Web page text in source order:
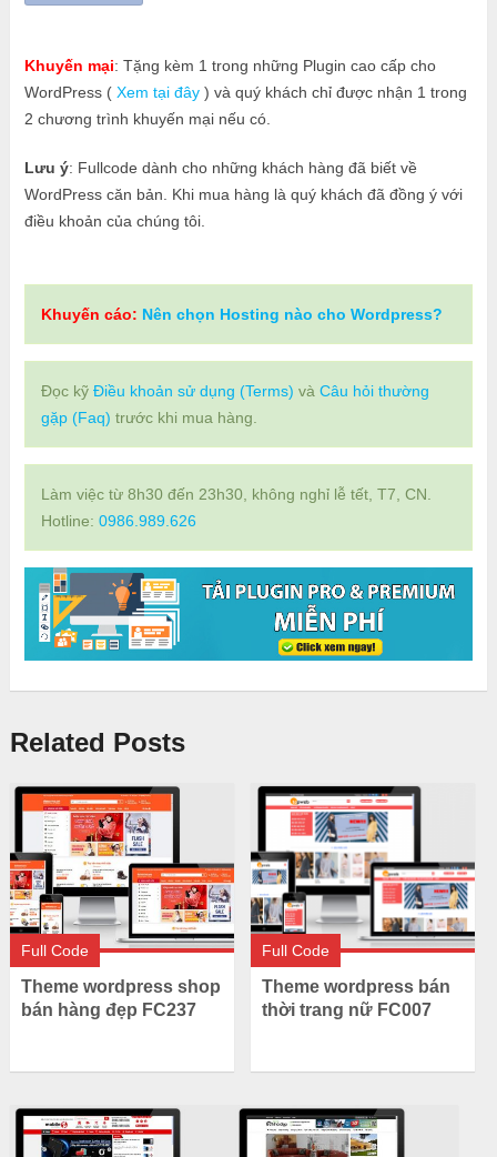
Khuyến mại: Tặng kèm 1 trong những Plugin cao cấp cho
WordPress ( Xem tại đây) và quý khách chỉ được nhận 1 trong
2 chương trình khuyến mại nếu có.
Lưu ý: Fullcode dành cho những khách hàng đã biết về
WordPress căn bản. Khi mua hàng là quý khách đã đồng ý với
điều khoản của chúng tôi.
Khuyến cáo: Nên chọn Hosting nào cho Wordpress?
Đọc kỹ Điều khoản sử dụng (Terms) và Câu hỏi thường
gặp (Faq) trước khi mua hàng.
Làm việc từ 8h30 đến 23h30, không nghỉ lễ tết, T7, CN.
Hotline: 0986.989.626
Related Posts
Full Code
Theme wordpress shop
bán hàng đẹp FC237
Full Code
Theme wordpress bán
thời trang nữ FC007